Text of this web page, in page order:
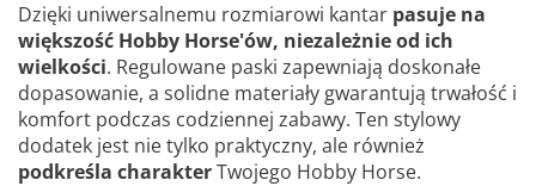
Dzięki uniwersalnemu rozmiarowi kantar pasuje na
większość Hobby Horse'ów, niezależnie od ich
wielkości. Regulowane paski zapewniają doskonałe
dopasowanie, a solidne materiały gwarantują trwałość i
komfort podczas codziennej zabawy. Ten stylowy
dodatek jest nie tylko praktyczny, ale również
podkreśla charakterTwojego Hobby Horse.